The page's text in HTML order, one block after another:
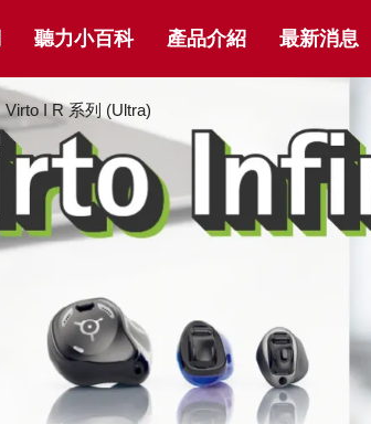
聽力小百科 產品介紹 最新消息
Virto I R 系列 (Ultra)